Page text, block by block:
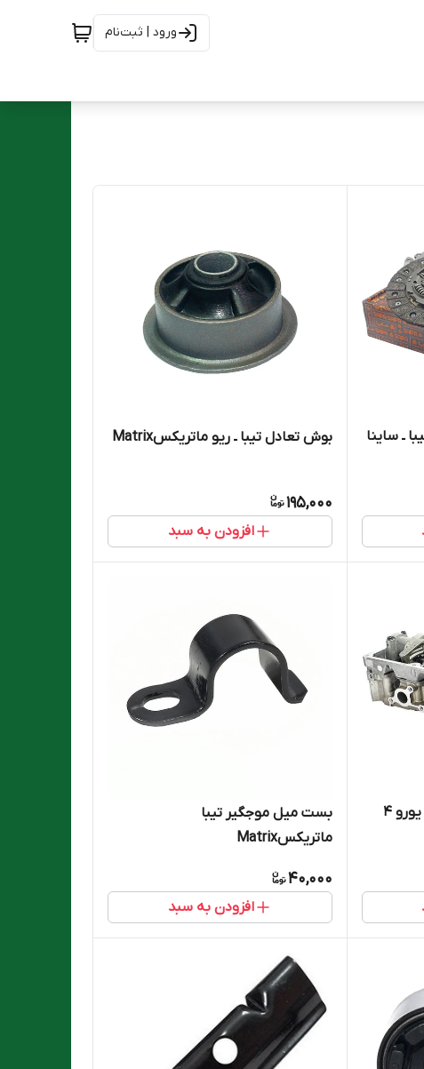
ورود | ثبت‌نام
( تیبا ـ ساینا
بوش تعادل تیبا ـ ریو ماتریکسMatrix
195,000
افزودن به سبد
سر سیلندر کامل تیبا یورو ۲ یورو ۴
بست میل موجگیر تیبا
ماتریکسMatrix
40,000
افزودن به سبد